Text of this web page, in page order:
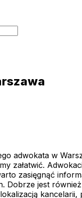
adwokata w
załatwić.
zasięgnąć
Dobrze jest